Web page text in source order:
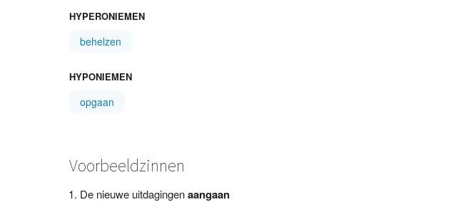
HYPERONIEMEN
behelzen
HYPONIEMEN
opgaan
Voorbeeldzinnen
De nieuwe uitdagingenaangaan